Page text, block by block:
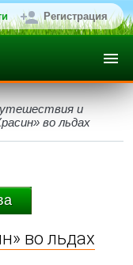
Регистрация
и
во льдах
во льдах